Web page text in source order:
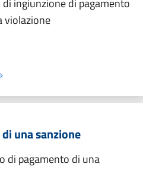
ingiunzione di pagamento
violazione
una sanzione
di pagamento di una